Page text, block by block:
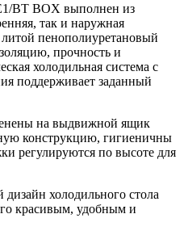
BT BOX выполнен из
так и наружная
пенополиуретановый
прочность и
холодильная система с
поддерживает заданный
на выдвижной ящик
конструкцию, гигиеничны
регулируются по высоте для
холодильного стола
красивым, удобным и